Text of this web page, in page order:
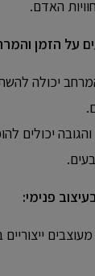
האדם.
על הזמן
יכולה
יכולים
פנימי: